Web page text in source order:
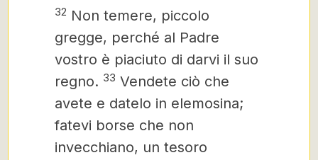
32 Non temere, piccolo
gregge, perché al Padre
vostro è piaciuto di darvi il suo
regno. 33 Vendete ciò che
avete e datelo in elemosina;
fatevi borse che non
invecchiano, un tesoro